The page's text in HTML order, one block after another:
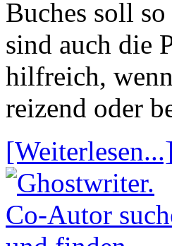
Buches soll
sind auch die
hilfreich,
reizend oder
[Weiterlesen...]